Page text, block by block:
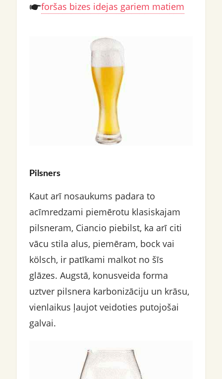
foršas bizes idejas gariem matiem
Pilsners
Kaut arī nosaukums padara to
acīmredzami piemērotu klasiskajam
pilsneram, Ciancio piebilst, ka arī citi
vācu stila alus, piemēram, bock vai
kölsch, ir patīkami malkot no šīs
glāzes. Augstā, konusveida forma
uztver pilsnera karbonizāciju un krāsu,
vienlaikus ļaujot veidoties putojošai
galvai.